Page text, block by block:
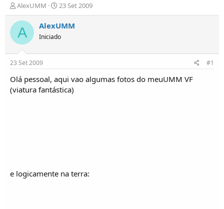
I
n
i
c
i
d
o
r
d
e
AlexUMM
D
a
t
d
í
c
i
23 Set 2009
A AlexUMM
Iniciado
23 Set 2009 #1
Olá pessoal, aqui vao algumas fotos do meuUMM VF
(viatura fantástica)
e logicamente na terra: